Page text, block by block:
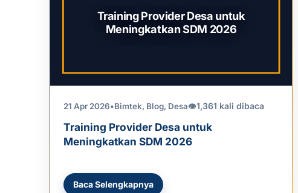
Training Provider Desa untuk
Meningkatkan SDM 2026
21 Apr 2026•Bimtek, Blog, Desa👁1,361 kali dibaca
Training Provider Desa untuk
Meningkatkan SDM 2026
Baca Selengkapnya